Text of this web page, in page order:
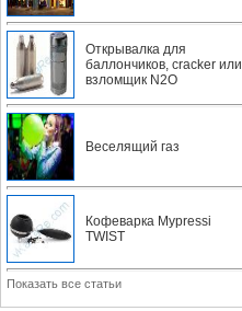
Открывалка для
баллончиков, cracker или
взломщик N2O
Веселящий газ
Кофеварка Mypressi
TWIST
Показать все статьи